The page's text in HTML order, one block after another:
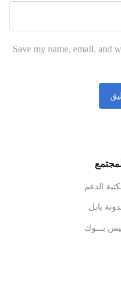
Save my name, email, and
الدعم
بابل
بـــوك